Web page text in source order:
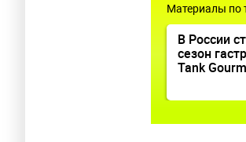
Материалы по
В России
сезон
Tank